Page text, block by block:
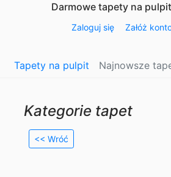
Darmowe tapety na
Zaloguj się Załóż
Tapety na pulpit Najnowsze
Kategorie tapet
<< Wróć